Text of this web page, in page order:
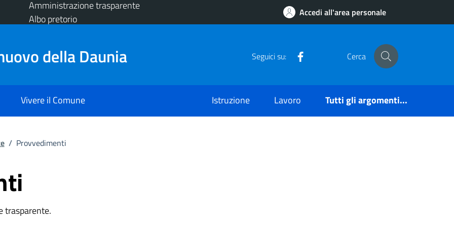
Amministrazione trasparente
Albo pretorio
Accedi all'area personale
della Daunia Seguici su: Cerca
Vivere il Comune Istruzione Lavoro Tutti gli argomenti...
/ Provvedimenti
trasparente.